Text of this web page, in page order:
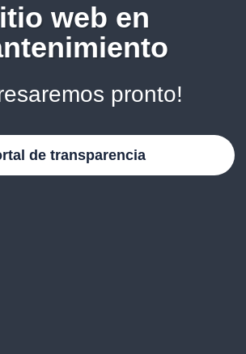
web en
pronto!
de transparencia